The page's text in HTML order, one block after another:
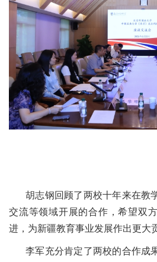
胡志钢回顾了两校十年来在教
交流等领域开展的合作，希望双
进，为新疆教育事业发展作出更大
李军充分肯定了两校的合作成